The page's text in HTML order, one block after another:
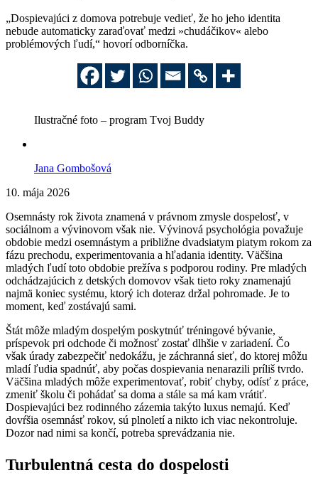
„Dospievajúci z domova potrebuje vedieť, že ho jeho identita
nebude automaticky zaraďovať medzi »chudáčikov« alebo
problémových ľudí,“ hovorí odborníčka.
Ilustračné foto – program Tvoj Buddy
Jana Gombošová
10. mája 2026
Osemnásty rok života znamená v právnom zmysle dospelosť, v
sociálnom a vývinovom však nie. Vývinová psychológia považuje
obdobie medzi osemnástym a približne dvadsiatym piatym rokom za
fázu prechodu, experimentovania a hľadania identity. Väčšina
mladých ľudí toto obdobie prežíva s podporou rodiny. Pre mladých
odchádzajúcich z detských domovov však tieto roky znamenajú
najmä koniec systému, ktorý ich doteraz držal pohromade. Je to
moment, keď zostávajú sami.
Štát môže mladým dospelým poskytnúť tréningové bývanie,
príspevok pri odchode či možnosť zostať dlhšie v zariadení. Čo
však úrady zabezpečiť nedokážu, je záchranná sieť, do ktorej môžu
mladí ľudia spadnúť, aby počas dospievania nenarazili príliš tvrdo.
Väčšina mladých môže experimentovať, robiť chyby, odísť z práce,
zmeniť školu či pohádať sa doma a stále sa má kam vrátiť.
Dospievajúci bez rodinného zázemia takýto luxus nemajú. Keď
dovŕšia osemnásť rokov, sú plnoletí a nikto ich viac nekontroluje.
Dozor nad nimi sa končí, potreba sprevádzania nie.
Turbulentná cesta do dospelosti